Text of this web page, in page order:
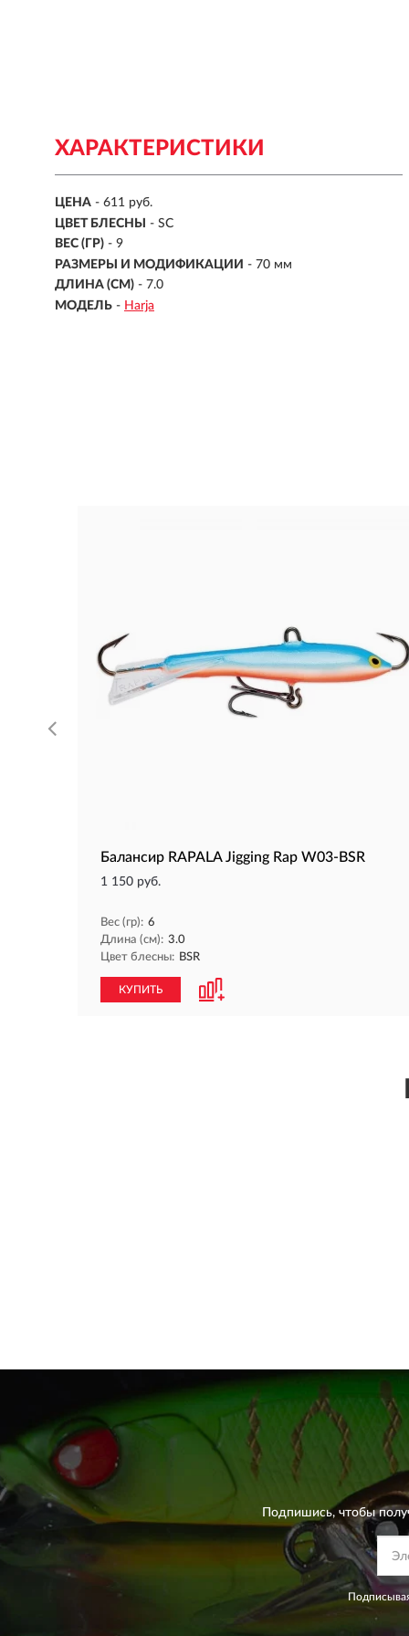
ХАРАКТЕРИСТИКИ
ЦЕНА - 611 руб.
ЦВЕТ БЛЕСНЫ
- SC
ВЕС (ГР) - 9
РАЗМЕРЫ И МОДИФИКАЦИИ - 70 мм
ДЛИНА (СМ) - 7.0
МОДЕЛЬ - Harja
Балансир RAPALA Jigging Rap W03-BSR
1 150 руб.
Вес (гр): 6
Длина (см): 3.0
Цвет блесны: BSR
КУПИТЬ
Подпишись, чтобы